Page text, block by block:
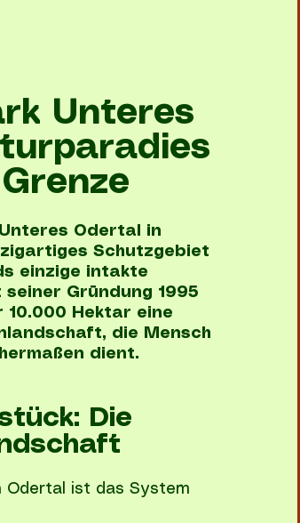
Unteres
Odertal in
Schutzgebiet
einzige intakte
Gründung 1995
Hektar eine
die Mensch
dient.
Die
Odertal ist das System